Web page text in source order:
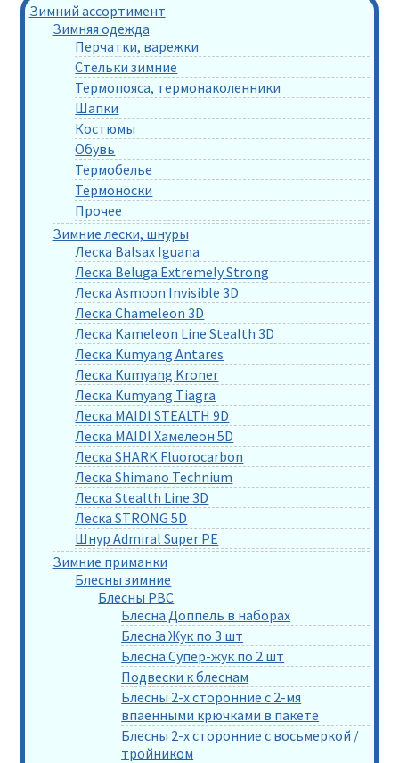
Зимний ассортимент
Зимняя одежда
Перчатки, варежки
Стельки зимние
Термопояса, термонаколенники
Шапки
Костюмы
Обувь
Термобелье
Термоноски
Прочее
Зимние лески, шнуры
Леска Balsax Iguana
Леска Beluga Extremely Strong
Леска Asmoon Invisible 3D
Леска Chameleon 3D
Леска Kameleon Line Stealth 3D
Леска Kumyang Antares
Леска Kumyang Kroner
Леска Kumyang Tiagra
Леска MAIDI STEALTH 9D
Леска MAIDI Хамелеон 5D
Леска SHARK Fluorocarbon
Леска Shimano Technium
Леска Stealth Line 3D
Леска STRONG 5D
Шнур Admiral Super PE
Зимние приманки
Блесны зимние
Блесны РВС
Блесна Доппель в наборах
Блесна Жук по 3 шт
Блесна Супер-жук по 2 шт
Подвески к блеснам
Блесны 2-х сторонние с 2-мя
впаенными крючками в пакете
Блесны 2-х сторонние с восьмеркой /
тройником